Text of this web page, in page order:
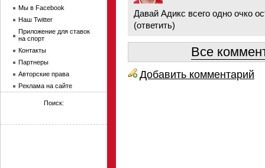
Давай Адикс всего одно очко
(ответить)
Все
Добавить комментарий
Мы в Facebook
Наш Twitter
Приложение для ставок
на спорт
Контакты
Партнеры
Авторские права
Реклама на сайте
Поиск: